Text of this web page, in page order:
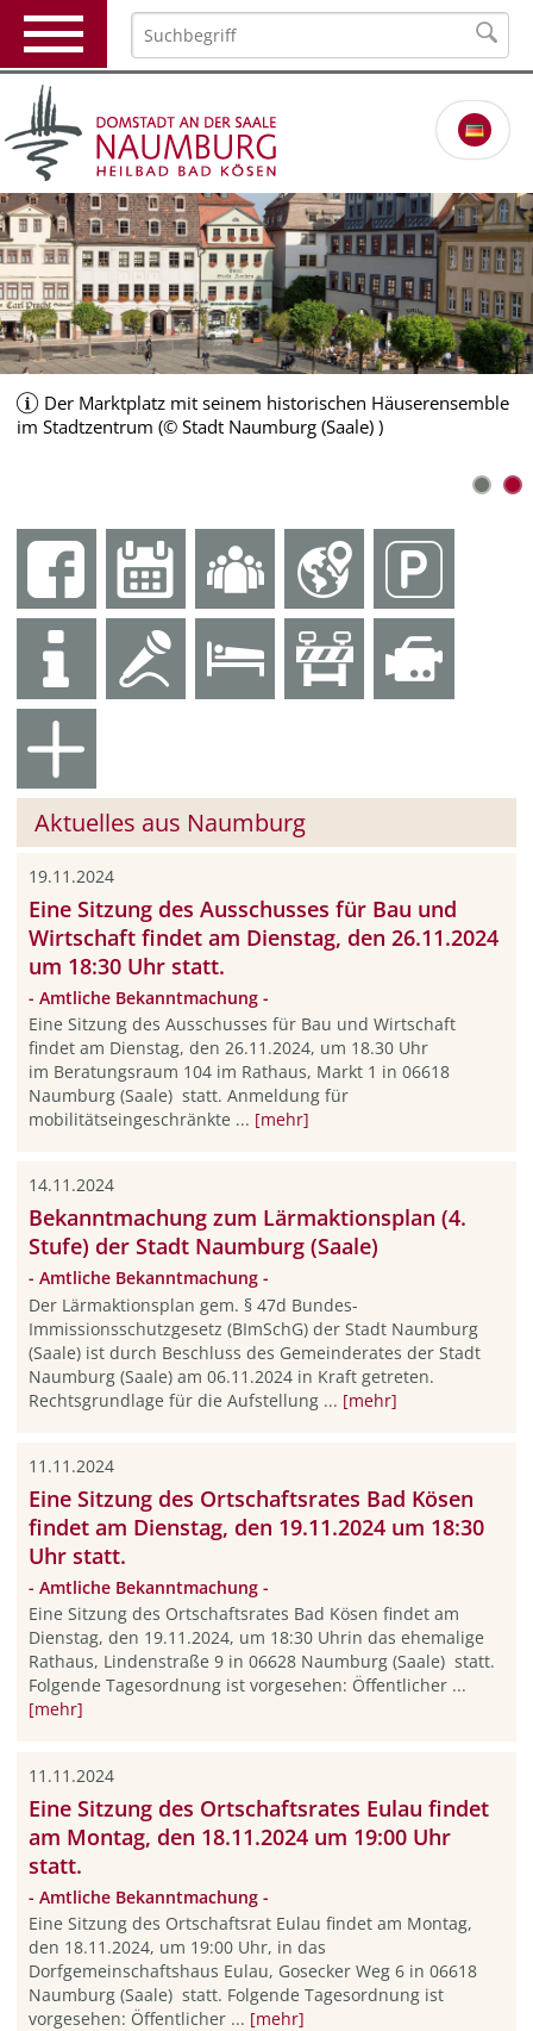
Der Naumburger Dom - das weltberühmte Wahrzeichen
Naumburgs (© Stadt Naumburg (Saale) )
Der Marktplatz mit seinem historischen Häuserensemble
im Stadtzentrum (© Stadt Naumburg (Saale) )
Aktuelles aus Naumburg
19.11.2024
Eine Sitzung des Ausschusses für Bau und
Wirtschaft findet am Dienstag, den 26.11.2024
um 18:30 Uhr statt.
- Amtliche Bekanntmachung -
Eine Sitzung des Ausschusses für Bau und Wirtschaft
findet am Dienstag, den 26.11.2024, um 18.30 Uhr
im Beratungsraum 104 im Rathaus, Markt 1 in 06618
Naumburg (Saale) statt. Anmeldung für
mobilitätseingeschränkte ... [mehr]
14.11.2024
Bekanntmachung zum Lärmaktionsplan (4.
Stufe) der Stadt Naumburg (Saale)
- Amtliche Bekanntmachung -
Der Lärmaktionsplan gem. § 47d Bundes-
Immissionsschutzgesetz (BImSchG) der Stadt Naumburg
(Saale) ist durch Beschluss des Gemeinderates der Stadt
Naumburg (Saale) am 06.11.2024 in Kraft getreten.
Rechtsgrundlage für die Aufstellung ... [mehr]
11.11.2024
Eine Sitzung des Ortschaftsrates Bad Kösen
findet am Dienstag, den 19.11.2024 um 18:30
Uhr statt.
- Amtliche Bekanntmachung -
Eine Sitzung des Ortschaftsrates Bad Kösen findet am
Dienstag, den 19.11.2024, um 18:30 Uhrin das ehemalige
Rathaus, Lindenstraße 9 in 06628 Naumburg (Saale) statt.
Folgende Tagesordnung ist vorgesehen: Öffentlicher ...
[mehr]
11.11.2024
Eine Sitzung des Ortschaftsrates Eulau findet
am Montag, den 18.11.2024 um 19:00 Uhr
statt.
- Amtliche Bekanntmachung -
Eine Sitzung des Ortschaftsrat Eulau findet am Montag,
den 18.11.2024, um 19:00 Uhr, in das
Dorfgemeinschaftshaus Eulau, Gosecker Weg 6 in 06618
Naumburg (Saale) statt. Folgende Tagesordnung ist
vorgesehen: Öffentlicher ... [mehr]